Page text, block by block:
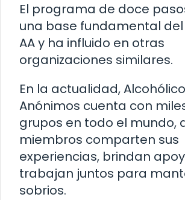
El programa de doce
una base fundamental
AA y ha influido en otras
organizaciones similares.
En la actualidad,
Anónimos cuenta con
grupos en todo el mundo,
miembros comparten sus
experiencias, brindan
trabajan juntos para
sobrios.